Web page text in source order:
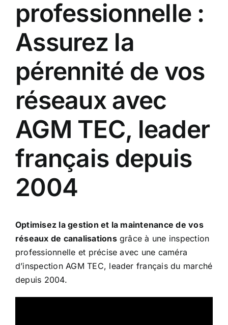
professionnelle :
Assurez la
pérennité de vos
réseaux avec
AGM TEC, leader
français depuis
2004
Optimisez la gestion et la maintenance de vos
réseaux de canalisationsgrâce à une inspection
professionnelle et précise avec une caméra
d’inspection AGM TEC, leader français du marché
depuis 2004.